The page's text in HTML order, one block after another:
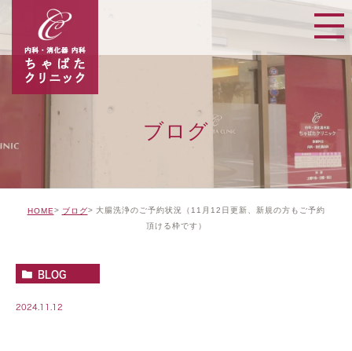
ブログ
HOME ブログ
大腸洗浄のご予約状況（11月12日更新、新規の方もご予約
頂ける枠です）
BLOG
2024.11.12